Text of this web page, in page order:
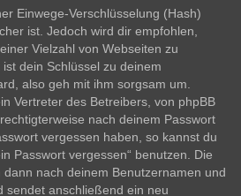
Einwege-Verschlüsselung (Hash)
ist. Jedoch wird dir empfohlen,
Vielzahl von Webseiten zu
dein Schlüssel zu deinem
also geh mit ihm sorgsam um.
Vertreter des Betreibers, von phpBB
nach deinem Passwort
vergessen haben, so kannst du
Passwort vergessen“ benutzen. Die
nach deinem Benutzernamen und
sendet anschließend ein neu